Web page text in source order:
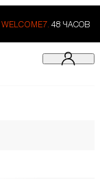
WELCOME7. 48 ЧАСОВ